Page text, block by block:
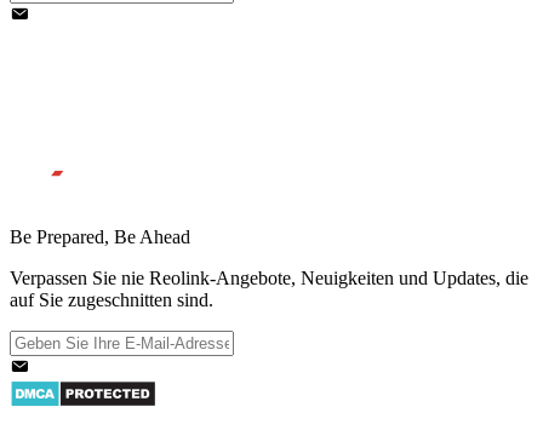
Be Prepared, Be Ahead
Verpassen Sie nie Reolink-Angebote, Neuigkeiten und Updates, die
auf Sie zugeschnitten sind.